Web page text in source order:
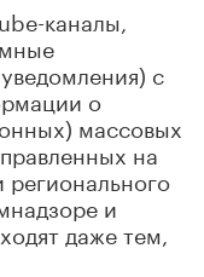
каналы,
с
о
массовых
на
и
даже тем,